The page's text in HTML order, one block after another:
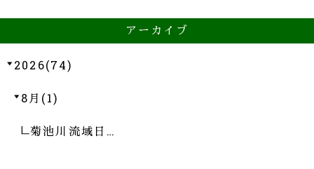
アーカイブ
2026(74)
8月(1)
菊池川流域日…